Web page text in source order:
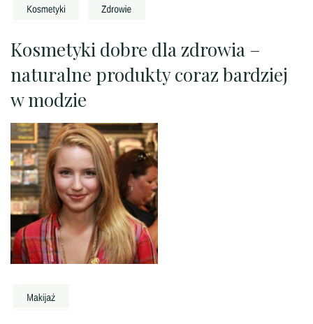
Kosmetyki dobre dla zdrowia –
naturalne produkty coraz bardziej
w modzie